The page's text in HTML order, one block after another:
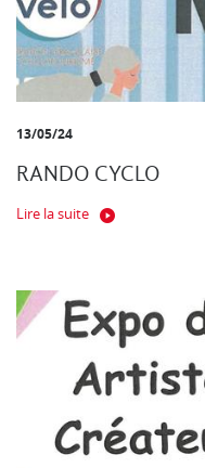
13/05/24
RANDO CYCLO
Lire la suite